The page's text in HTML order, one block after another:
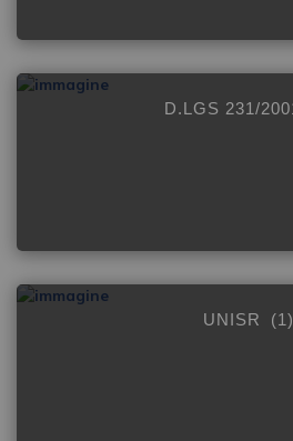
D.LGS 231/
UNISR (1)